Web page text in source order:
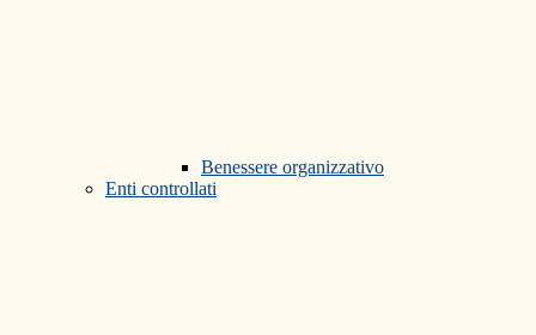
Benessere organizzativo
Enti controllati